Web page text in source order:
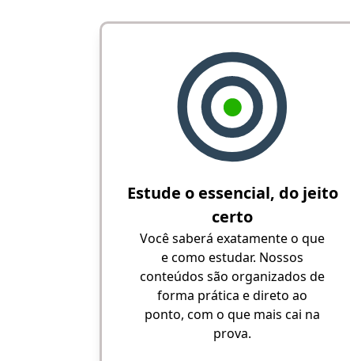
Estude o essencial, do jeito
certo
Você saberá exatamente o que
e como estudar. Nossos
conteúdos são organizados de
forma prática e direto ao
ponto, com o que mais cai na
prova.